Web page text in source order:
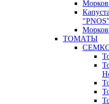
"PNOS"
ТОМАТЫ